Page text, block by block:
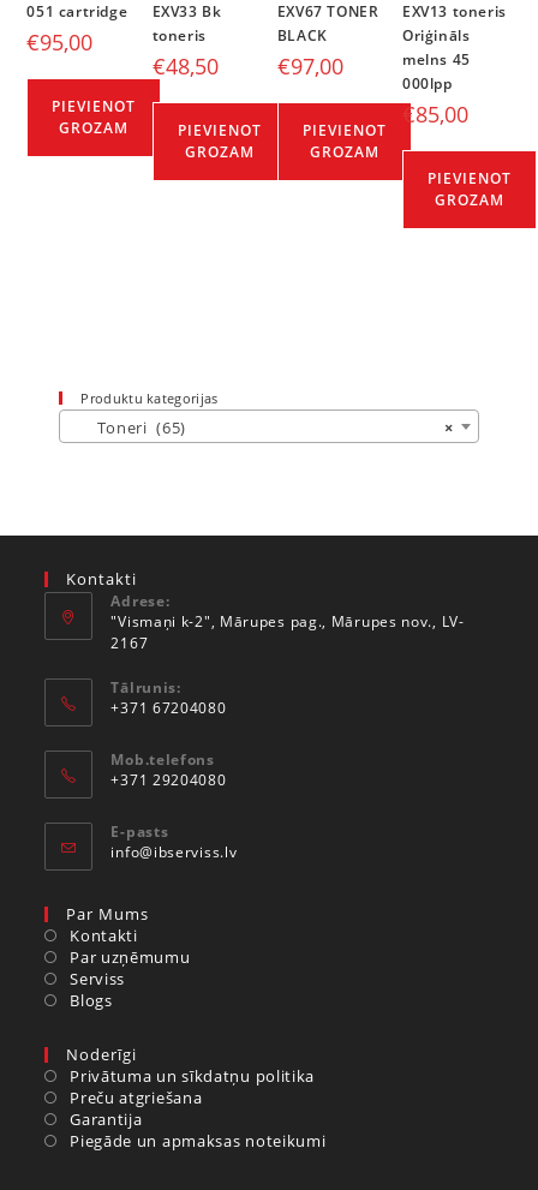
051 cartridge
€95,00
PIEVIENOT
GROZAM
EXV33 Bk
toneris
€48,50
PIEVIENOT
GROZAM
EXV67 TONER
BLACK
€97,00
PIEVIENOT
GROZAM
EXV13 toneris
Oriģināls
melns 45
000lpp
€85,00
PIEVIENOT
GROZAM
Produktu kategorijas
×
Toneri (65)
Kontakti
Adrese:
"Vismaņi k-2", Mārupes pag., Mārupes nov., LV-
2167
Tālrunis:
+371 67204080
Mob.telefons
+371 29204080
E-pasts
info@ibserviss.lv
Par Mums
Kontakti
Par uzņēmumu
Serviss
Blogs
Noderīgi
Privātuma un sīkdatņu politika
Preču atgriešana
Garantija
Piegāde un apmaksas noteikumi